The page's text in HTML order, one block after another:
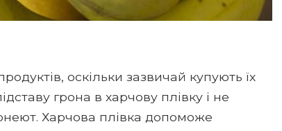
оскільки зазвичай купують їх
грона в харчову плівку і не
Харчова плівка допоможе